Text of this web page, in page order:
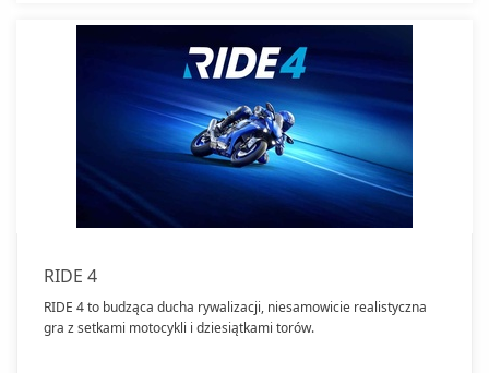
RIDE 4
RIDE 4 to budząca ducha rywalizacji, niesamowicie realistyczna
gra z setkami motocykli i dziesiątkami torów.